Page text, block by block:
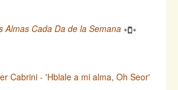
Almas Cada Da de la Semana
Cabrini - 'Hblale a mi alma, Oh Seor'